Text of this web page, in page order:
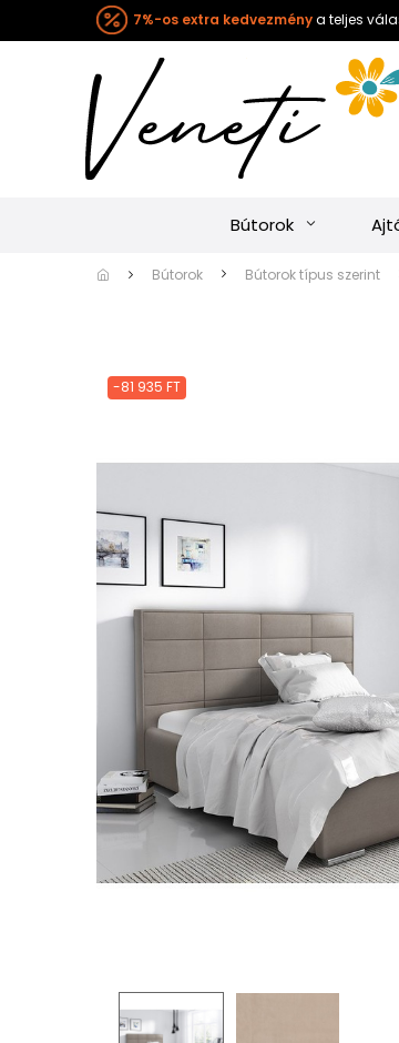
7%-os extra kedvezménya teljes
Bútorok
Bútorok Bútorok típus szerint
-81 935 FT